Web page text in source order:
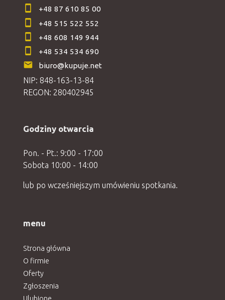
+48 87 610 85 00
+48 515 522 552
+48 608 149 944
+48 534 534 690
biuro@kupuje.net
NIP: 848-163-13-84
REGON: 280402945
Godziny otwarcia
Pon. - Pt.: 9:00 - 17:00
Sobota 10:00 - 14:00
lub po wcześniejszym umówieniu spotkania.
menu
Strona główna
O firmie
Oferty
Zgłoszenia